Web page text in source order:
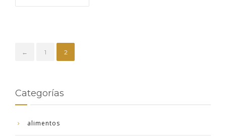
← 1 2
Categorías
alimentos